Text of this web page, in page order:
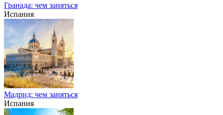
Гранада: чем заняться
Испания
Мадрид: чем заняться
Испания